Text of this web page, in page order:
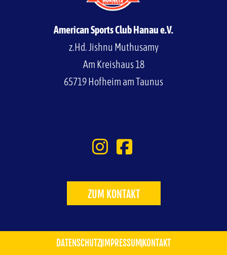
American Sports Club Hanau e.V.
z.Hd. Jishnu Muthusamy
Am Kreishaus 18
65719 Hofheim am Taunus
ZUM KONTAKT
DATENSCHUTZ IMPRESSUM KONTAKT